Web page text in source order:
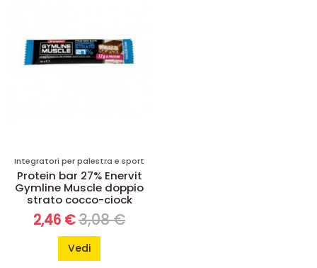
Integratori per palestra e sport
Protein bar 27% Enervit
Gymline Muscle doppio
strato cocco-ciock
2,46 €3,08 €
Vedi